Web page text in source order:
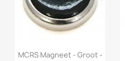
Snel bekijken
MCRS Magneet - Groot -